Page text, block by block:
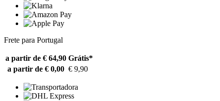
Frete para Portugal
a partir de € 64,90 Grátis*
a partir de € 0,00 € 9,90